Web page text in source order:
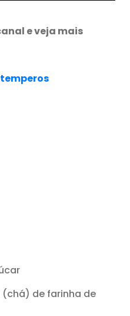
e veja mais
de farinha de